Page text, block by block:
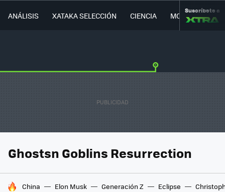
ANÁLISIS XATAKA SELECCIÓN CIENCIA MOVILIDAD
Suscríbete a
Ghostsn Goblins Resurrection
HOY SE HABLA DE
China Elon Musk Generación Z Eclipse